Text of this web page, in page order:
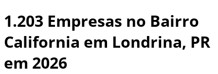
1.203 Empresas no Bairro
California em Londrina, PR
em 2026